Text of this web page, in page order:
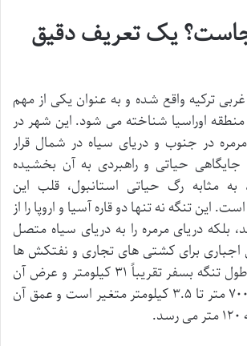
یک تعریف دقیق
ترکیه واقع شده و به عنوان یکی از مهم
اوراسیا شناخته می شود. این شهر در
در جنوب و دریای سیاه در شمال قرار
جایگاهی حیاتی و راهبردی به آن بخشیده
مثابه رگ حیاتی استانبول، قلب این
این تنگه نه تنها دو قاره آسیا و اروپا را از
بلکه دریای مرمره را به دریای سیاه متصل
اجباری برای کشتی های تجاری و نفتکش ها
محسوب می شود. طول تنگه بسفر تقریباً ۳۱ کیلومتر و عرض آن
در نقاط مختلف از ۷۰۰ متر تا ۳.۵ کیلومتر متغیر است و عمق آن